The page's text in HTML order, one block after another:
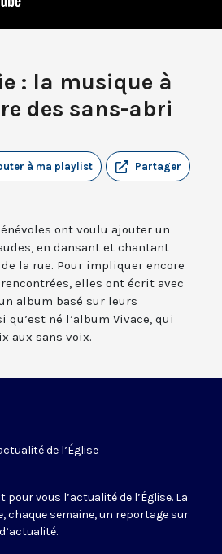
: la musique à
des sans-abri
Partager
à ma playlist
ont voulu ajouter un
en dansant et chantant
la rue. Pour impliquer encore
elles ont écrit avec
album basé sur leurs
qu’est né l’album Vivace, qui
aux sans voix.
de l’Église
pour vous l’actualité de l’Église. La
chaque semaine, un reportage sur